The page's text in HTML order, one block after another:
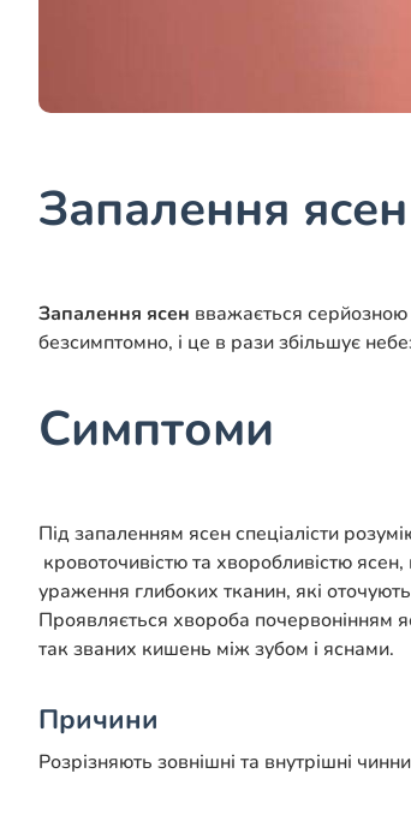
Запалення ясен
Запалення ясен вважається
безсимптомно, і це в рази збільшує
Симптоми
Під запаленням ясен спеціалісти
кровоточивістю та хворобливістю
ураження глибоких тканин, які
Проявляється хвороба почервонінням
так званих кишень між зубом і яснами.
Причини
Розрізняють зовнішні та внутрішні